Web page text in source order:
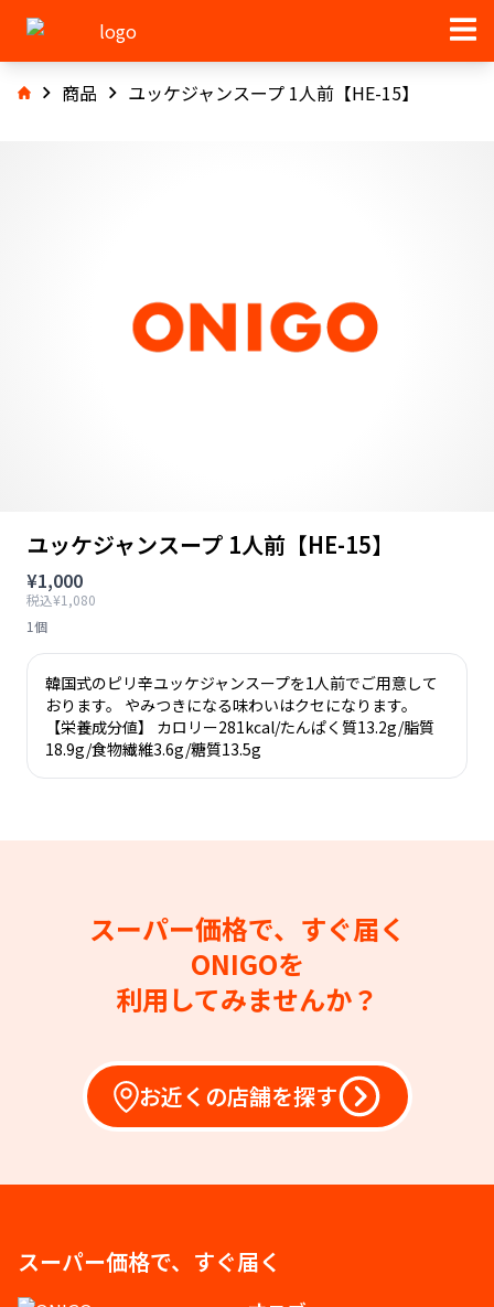
商品 ユッケジャンスープ 1人前【HE-15】
ユッケジャンスープ 1人前【HE-15】
¥1,000
税込¥1,080
1個
韓国式のピリ辛ユッケジャンスープを1人前でご用意して
おります。 やみつきになる味わいはクセになります。
【栄養成分値】 カロリー281kcal/たんぱく質13.2g/脂質
18.9g/食物繊維3.6g/糖質13.5g
スーパー価格で、すぐ届く
ONIGOを
利用してみませんか？
お近くの店舗を探す
スーパー価格で、すぐ届く